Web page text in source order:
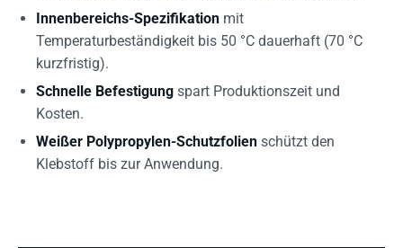
Innenbereichs-Spezifikation mit
Temperaturbeständigkeit bis 50 °C dauerhaft (70 °C
kurzfristig).
Schnelle Befestigung spart Produktionszeit und
Kosten.
Weißer Polypropylen-Schutzfolien schützt den
Klebstoff bis zur Anwendung.